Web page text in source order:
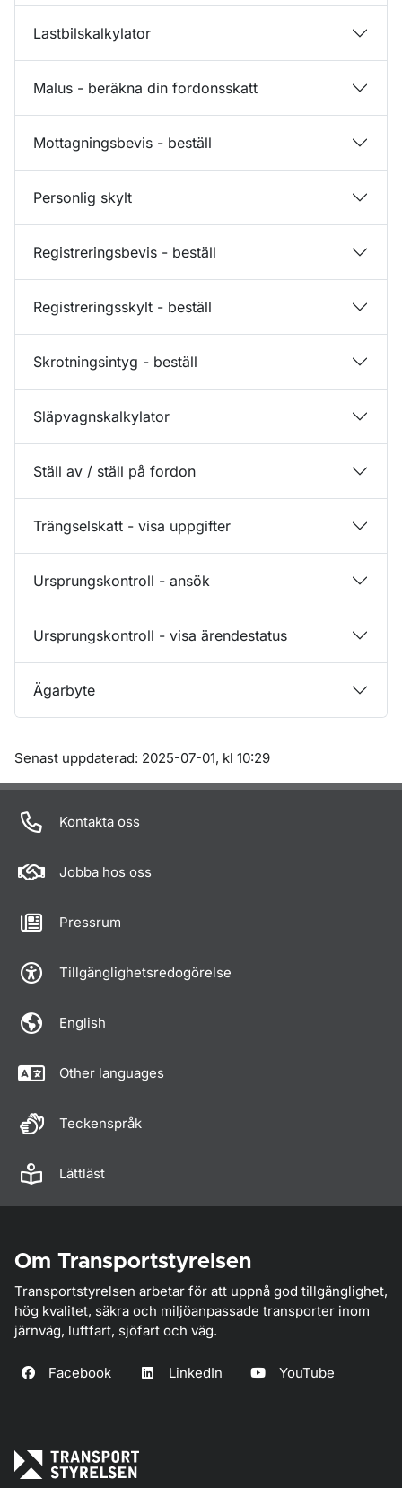
Lastbilskalkylator
Malus - beräkna din fordonsskatt
Mottagningsbevis - beställ
Personlig skylt
Registreringsbevis - beställ
Registreringsskylt - beställ
Skrotningsintyg - beställ
Släpvagnskalkylator
Ställ av / ställ på fordon
Trängselskatt - visa uppgifter
Ursprungskontroll - ansök
Ursprungskontroll - visa ärendestatus
Ägarbyte
Om sidan
Senast uppdaterad: 2025-07-01, kl 10:29
Kontakta oss
Jobba hos oss
Pressrum
Tillgänglighetsredogörelse
English
Other languages
Teckenspråk
Lättläst
Om Transportstyrelsen
Transportstyrelsen arbetar för att uppnå god tillgänglighet,
hög kvalitet, säkra och miljöanpassade transporter inom
järnväg, luftfart, sjöfart och väg.
Facebook LinkedIn YouTube